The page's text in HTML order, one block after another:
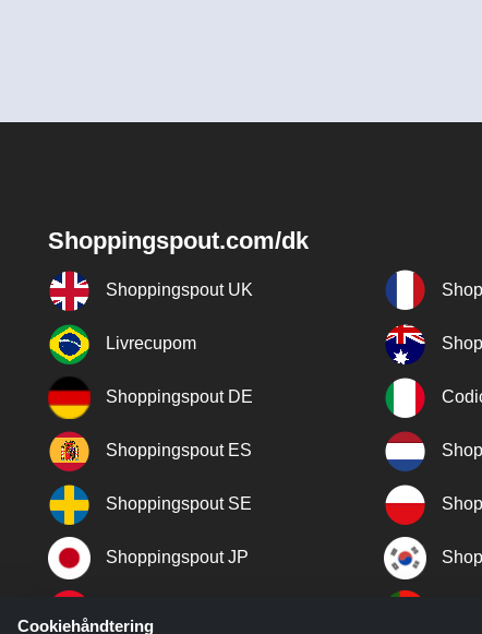
Shoppingspout.com/dk
Shoppingspout UK
Livrecupom
Shoppingspout DE
Shoppingspout ES
Shoppingspout SE
Shoppingspout JP
Cookiehåndtering